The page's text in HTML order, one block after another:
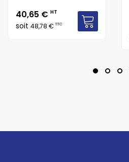
Prix
40,65 € HT
soit 48,78 €TTC